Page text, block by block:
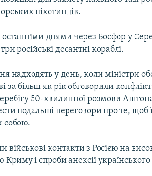
піхотинців.
останніми днями через Босфор у
російські десантні кораблі.
надходять у день, коли міністри
за більш як рік обговорили
50-хвилинної розмови
подальші переговори про те, щоб
собою.
контакти з Росією на
Криму і спроби анексії українського